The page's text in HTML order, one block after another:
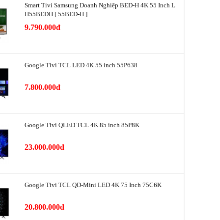
3 loa
Dolby Atmos, DTS Virtual X
đặt bàn
treo
Ngang 166.6 cm - Cao 95.8 cm - Dày 34.3 cm
Smart Tivi Samsung Doanh Nghiệp BED-H 4K 55 Inch L
H55BEDH [ 55BED-H ]
9.790.000đ
Google Tivi TCL LED 4K 55 inch 55P638
7.800.000đ
Google Tivi QLED TCL 4K 85 inch 85P8K
23.000.000đ
Google Tivi TCL QD-Mini LED 4K 75 Inch 75C6K
20.800.000đ